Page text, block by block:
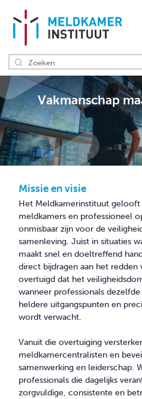
Vakmanschap
Missie en visie
Het Meldkamerinstituut
meldkamers en professioneel
onmisbaar zijn voor de
samenleving. Juist in situaties
maakt snel en doeltreffend
direct bijdragen aan het redden
overtuigd dat het
wanneer professionals
heldere uitgangspunten en
wordt verwacht.
Vanuit die overtuiging
meldkamercentralisten en
samenwerking en leiderschap.
professionals die dagelijks
zorgvuldige, consistente en
HOME
OVER ONS
Missie en visie
Aanpak en werkwijze
Locaties
Klanten
OVERZICHT
CONTACT